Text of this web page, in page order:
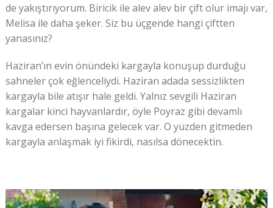
de yakıştırıyorum. Biricik ile alev alev bir çift olur imajı var,
Melisa ile daha şeker. Siz bu üçgende hangi çiftten
yanasınız?
Haziran’ın evin önündeki kargayla konuşup durduğu
sahneler çok eğlenceliydi. Haziran adada sessizlikten
kargayla bile atışır hale geldi. Yalnız sevgili Haziran
kargalar kinci hayvanlardır, öyle Poyraz gibi devamlı
kavga edersen başına gelecek var. O yüzden gitmeden
kargayla anlaşmak iyi fikirdi, nasılsa dönecektin.